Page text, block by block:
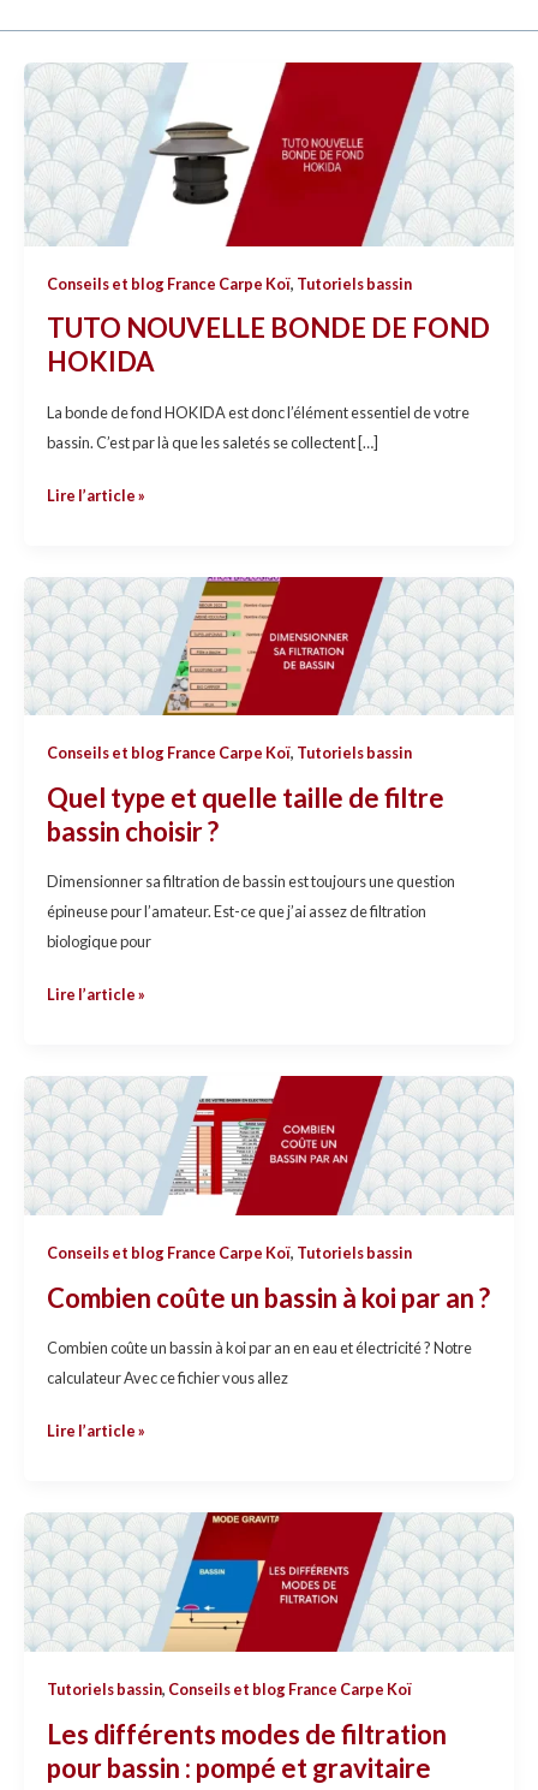
Conseils et blog France Carpe Koï, Tutoriels bassin
TUTO NOUVELLE BONDE DE FOND
HOKIDA
La bonde de fond HOKIDA est donc l’élément essentiel de votre
bassin. C’est par là que les saletés se collectent […]
TUTO
NOUVELLE
BONDE
DE
FOND
HOKIDA
Lire l’article »
Conseils et blog France Carpe Koï, Tutoriels bassin
Quel type et quelle taille de filtre
bassin choisir ?
Dimensionner sa filtration de bassin est toujours une question
épineuse pour l’amateur. Est-ce que j’ai assez de filtration
biologique pour
Quel
type
et
quelle
taille
bassin
choisir
Lire l’article »
Conseils et blog France Carpe Koï, Tutoriels bassin
Combien coûte un bassin à koi par an ?
Combien coûte un bassin à koi par an en eau et électricité ? Notre
calculateur Avec ce fichier vous allez
Combien
coûte
un
bassin
à
an
Lire l’article »
Tutoriels bassin, Conseils et blog France Carpe Koï
Les différents modes de filtration
pour bassin : pompé et gravitaire
Les
différents
modes
de
filtration
pompé